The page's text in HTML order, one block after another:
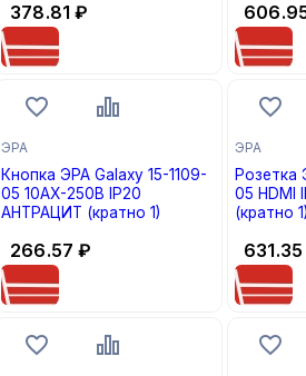
378.81 ₽
ЭРА
Кнопка ЭРА Galaxy 15-1109-
05 10АХ-250В IP20
АНТРАЦИТ (кратно 1)
266.57 ₽
ЭРА
Розетка
05 HDMI
(кратно
631.35